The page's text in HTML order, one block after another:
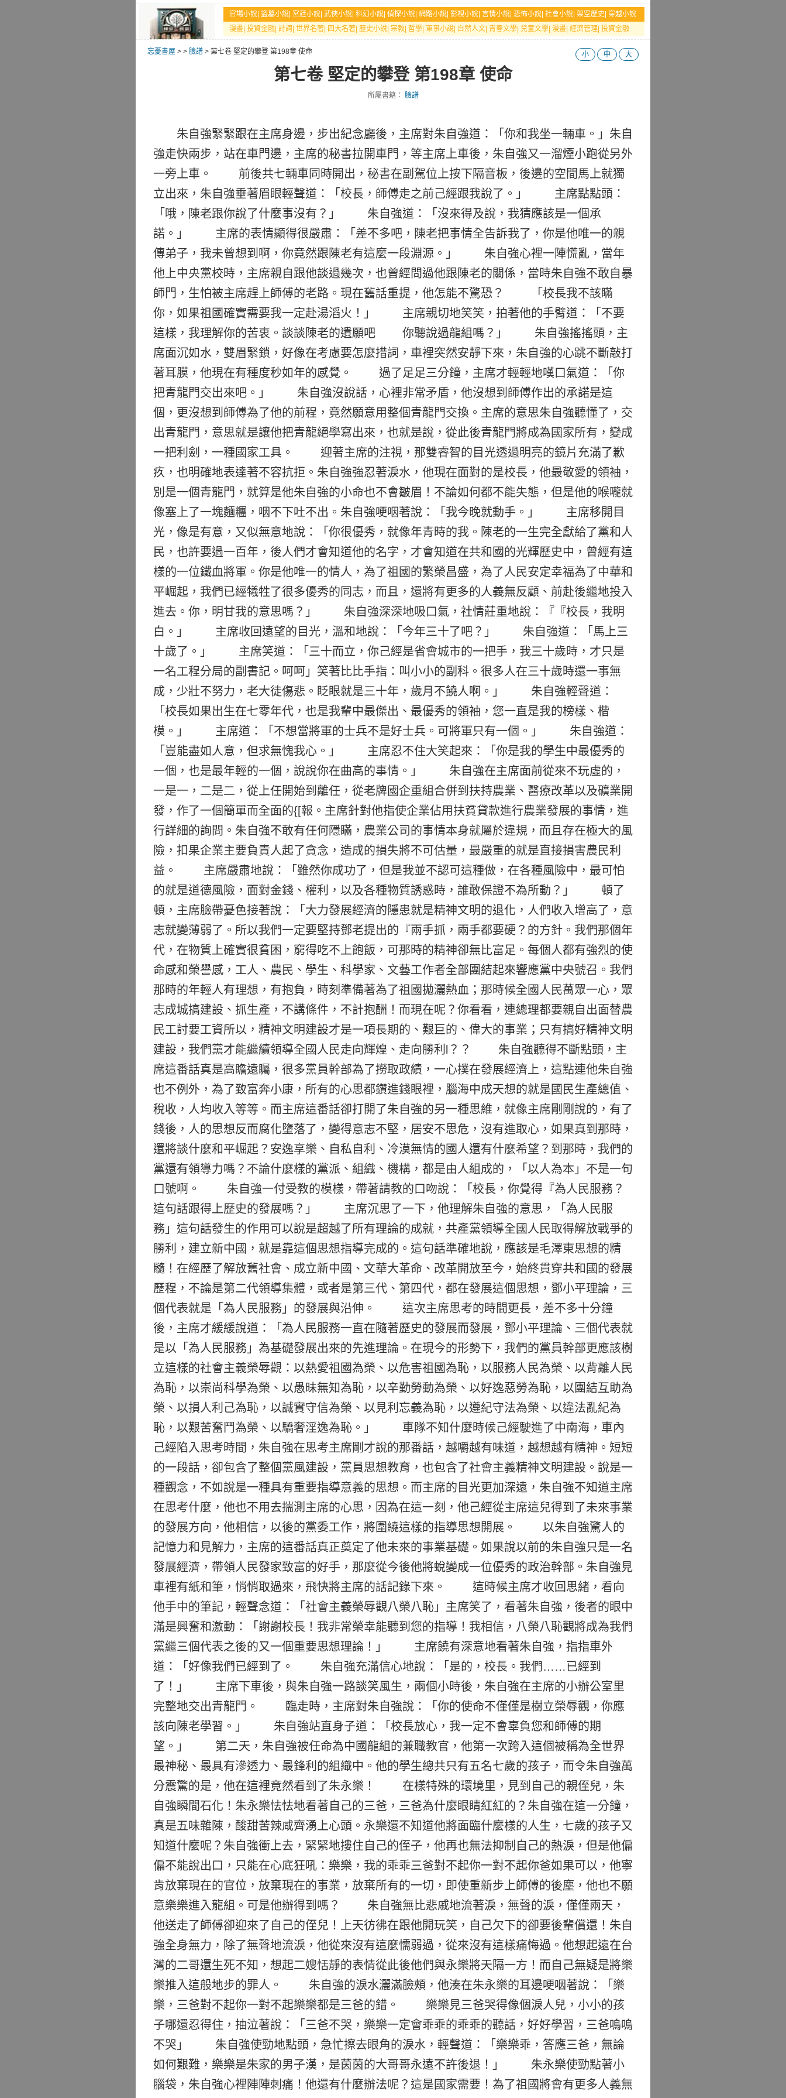
官場小說 盜墓小說 宮廷小說 武俠小說 科幻小說 偵探小說 網路小說 影視小說 言情小說 恐怖小說 社會小說 架空歷史 穿越小說
漫畫 投資金融 詩詞 世界名著 四大名著 歷史小說 宗教 哲學 軍事小說 自然人文 青春文學 兒童文學 漫畫 經濟管理 投資金融
忘憂書屋 > > 臉譜 > 第七卷 堅定的攀登 第198章 使命 小 中 大
第七卷 堅定的攀登 第198章 使命
所屬書籍： 臉譜
朱自強緊緊跟在主席身邊，步出紀念廳後，主席對朱自強道：「你和我坐一輛車。」朱自
強走快兩步，站在車門邊，主席的秘書拉開車門，等主席上車後，朱自強又一溜煙小跑從另外
一旁上車。 前後共七輛車同時開出，秘書在副駕位上按下隔音板，後邊的空間馬上就獨
立出來，朱自強垂著眉眼輕聲道：「校長，師傅走之前己經跟我說了。」 主席點點頭：
「哦，陳老跟你說了什麼事沒有？」 朱自強道：「沒來得及說，我猜應該是一個承
諾。」 主席的表情顯得很嚴肅：「差不多吧，陳老把事情全告訴我了，你是他唯一的親
傳弟子，我未曾想到啊，你竟然跟陳老有這麼一段淵源。」 朱自強心裡一陣慌亂，當年
他上中央黨校時，主席親自跟他談過幾次，也曾經問過他跟陳老的關係，當時朱自強不敢自暴
師門，生怕被主席趕上師傅的老路。現在舊話重提，他怎能不驚恐？ 「校長我不該瞞
你，如果祖國確實需要我一定赴湯滔火！」 主席親切地笑笑，拍著他的手臂道：「不要
這樣，我理解你的苦衷。談談陳老的遺願吧 你聽說過龍組嗎？」 朱自強搖搖頭，主
席面沉如水，雙眉緊鎖，好像在考慮要怎麼措詞，車裡突然安靜下來，朱自強的心跳不斷敲打
著耳膜，他現在有種度秒如年的感覺。 過了足足三分鐘，主席才輕輕地嘆口氣道：「你
把青龍門交出來吧。」 朱自強沒說話，心裡非常矛盾，他沒想到師傅作出的承諾是這
個，更沒想到師傅為了他的前程，竟然願意用整個青龍門交換。主席的意思朱自強聽懂了，交
出青龍門，意思就是讓他把青龍絕學寫出來，也就是說，從此後青龍門將成為國家所有，變成
一把利劍，一種國家工具。 迎著主席的注視，那雙睿智的目光透過明亮的鏡片充滿了歉
疚，也明確地表達著不容抗拒。朱自強強忍著淚水，他現在面對的是校長，他最敬愛的領袖，
別是一個青龍門，就算是他朱自強的小命也不會皺眉！不論如何都不能失態，但是他的喉嚨就
像塞上了一塊麵糰，咽不下吐不出。朱自強哽咽著說：「我今晚就動手。」 主席移開目
光，像是有意，又似無意地說：「你很優秀，就像年青時的我。陳老的一生完全獻給了黨和人
民，也許要過一百年，後人們才會知道他的名字，才會知道在共和國的光輝歷史中，曾經有這
樣的一位鐵血將軍。你是他唯一的情人，為了祖國的繁榮昌盛，為了人民安定幸福為了中華和
平崛起，我們已經犧牲了很多優秀的同志，而且，還將有更多的人義無反顧、前赴後繼地投入
進去。你，明甘我的意思嗎？」 朱自強深深地吸口氣，社情莊重地說：『『校長，我明
白。」 主席收回遠望的目光，溫和地說：「今年三十了吧？」 朱自強道：「馬上三
十歲了。」 主席笑道：「三十而立，你己經是省會城市的一把手，我三十歲時，才只是
一名工程分局的副書記。呵呵」笑著比比手指：叫小小的副科。很多人在三十歲時還一事無
成，少壯不努力，老大徒傷悲。眨眼就是三十年，歲月不饒人啊。」 朱自強輕聲道：
「校長如果出生在七零年代，也是我輩中最傑出、最優秀的領袖，您一直是我的榜樣、楷
模。」 主席道：「不想當將軍的士兵不是好士兵。可將軍只有一個。」 朱自強道：
「豈能盡如人意，但求無愧我心。」 主席忍不住大笑起來：「你是我的學生中最優秀的
一個，也是最年輕的一個，說說你在曲高的事情。」 朱自強在主席面前從來不玩虛的，
一是一，二是二，從上任開始到離任，從老牌國企重組合併到扶持農業、醫療改革以及礦業開
發，作了一個簡單而全面的{[報。主席針對他指使企業佔用扶貧貸款進行農業發展的事情，進
行詳細的詢問。朱自強不敢有任何隱瞞，農業公司的事情本身就屬於違規，而且存在極大的風
險，扣果企業主要負責人起了貪念，造成的損失將不可估量，最嚴重的就是直接損害農民利
益。 主席嚴肅地說：「雖然你成功了，但是我並不認可這種做，在各種風險中，最可怕
的就是道德風險，面對金錢、權利，以及各種物質誘惑時，誰敢保證不為所動？」 頓了
頓，主席臉帶憂色接著說：「大力發展經濟的隱患就是精神文明的退化，人們收入增高了，意
志就變薄弱了。所以我們一定要堅持鄧老提出的『兩手抓，兩手都要硬？的方針。我們那個年
代，在物質上確實很貧困，窮得吃不上飽飯，可那時的精神卻無比富足。每個人都有強烈的使
命感和榮譽感，工人、農民、學生、科學家、文藝工作者全部團結起來響應黨中央號召。我們
那時的年輕人有理想，有抱負，時刻準備著為了祖國拋灑熱血；那時候全國人民萬眾一心，眾
志成城搞建設、抓生產，不講條件，不計抱酬！而現在呢？你看看，連總理都要親自出面替農
民工討要工資所以，精神文明建設才是一項長期的、艱巨的、偉大的事業；只有搞好精神文明
建設，我們黨才能繼續領導全國人民走向輝煌、走向勝利l？？ 朱自強聽得不斷點頭，主
席這番話真是高瞻遠矚，很多黨員幹部為了撈取政績，一心撲在發展經濟上，這點連他朱自強
也不例外，為了致富奔小康，所有的心思都鑽進錢眼裡，腦海中成天想的就是國民生產總值、
稅收，人均收入等等。而主席這番話卻打開了朱自強的另一種思維，就像主席剛剛說的，有了
錢後，人的思想反而腐化墮落了，變得意志不堅，居安不思危，沒有進取心，如果真到那時，
還將談什麼和平崛起？安逸享樂、自私自利、冷漠無情的國人還有什麼希望？到那時，我們的
黨還有領導力嗎？不論什麼樣的黨派、組織、機構，都是由人組成的，「以人為本」不是一句
口號啊。 朱自強一付受教的模樣，帶著請教的口吻說：「校長，你覺得『為人民服務？
這句話跟得上歷史的發展嗎？」 主席沉思了一下，他理解朱自強的意思，「為人民服
務」這句話發生的作用可以說是超越了所有理論的成就，共產黨領導全國人民取得解放戰爭的
勝利，建立新中國，就是靠這個思想指導完成的。這句話準確地說，應該是毛澤東思想的精
髓！在經歷了解放舊社會、成立新中國、文華大革命、改革開放至今，始終貫穿共和國的發展
歷程，不論是第二代領導集體，或者是第三代、第四代，都在發展這個思想，鄧小平理論，三
個代表就是「為人民服務」的發展與沿伸。 這次主席思考的時間更長，差不多十分鐘
後，主席才緩緩說道：「為人民服務一直在隨著歷史的發展而發展，鄧小平理論、三個代表就
是以「為人民服務」為基礎發展出來的先進理論。在現今的形勢下，我們的黨員幹部更應該樹
立這樣的社會主義榮辱觀：以熱愛祖國為榮、以危害祖國為恥，以服務人民為榮、以背離人民
為恥，以崇尚科學為榮、以愚昧無知為恥，以辛勤勞動為榮、以好逸惡勞為恥，以團結互助為
榮、以損人利己為恥，以誠實守信為榮、以見利忘義為恥，以遵紀守法為榮、以違法亂紀為
恥，以艱苦奮鬥為榮、以驕奢淫逸為恥。」 車隊不知什麼時候己經駛進了中南海，車內
己經陷入思考時間，朱自強在思考主席剛才說的那番話，越嚼越有味道，越想越有精神。短短
的一段話，卻包含了整個黨風建設，黨員思想教育，也包含了社會主義精神文明建設。說是一
種觀念，不如說是一種具有重要指導意義的思想。而主席的目光更加深遠，朱自強不知道主席
在思考什麼，他也不用去揣測主席的心思，因為在這一刻，他己經從主席這兒得到了未來事業
的發展方向，他相信，以後的黨委工作，將圍繞這樣的指導思想開展。 以朱自強驚人的
記憶力和見解力，主席的這番話真正奠定了他未來的事業基礎。如果說以前的朱自強只是一名
發展經濟，帶領人民發家致富的好手，那麼從今後他將蛻變成一位優秀的政治幹部。朱自強見
車裡有紙和筆，悄悄取過來，飛快將主席的話記錄下來。 這時候主席才收回思緒，看向
他手中的筆記，輕聲念道：「社會主義榮辱觀八榮八恥」主席笑了，看著朱自強，後者的眼中
滿是興奮和激動：「謝謝校長！我非常榮幸能聽到您的指導！我相信，八榮八恥觀將成為我們
黨繼三個代表之後的又一個重要思想理論！」 主席饒有深意地看著朱自強，指指車外
道：「好像我們已經到了。 朱自強充滿信心地說：「是的，校長。我們……已經到
了！」 主席下車後，與朱自強一路談笑風生，兩個小時後，朱自強在主席的小辦公室里
完整地交出青龍門。 臨走時，主席對朱自強說：「你的使命不僅僅是樹立榮辱觀，你應
該向陳老學習。」 朱自強站直身子道：「校長放心，我一定不會辜負您和師傅的期
望。」 第二天，朱自強被任命為中國龍組的兼職教官，他第一次跨入這個被稱為全世界
最神秘、最具有滲透力、最鋒利的組織中。他的學生總共只有五名七歲的孩子，而令朱自強萬
分震驚的是，他在這裡竟然看到了朱永樂！ 在樣特殊的環境里，見到自己的親侄兒，朱
自強瞬間石化！朱永樂怯怯地看著自己的三爸，三爸為什麼眼睛紅紅的？朱自強在這一分鐘，
真是五味雜陳，酸甜苦辣咸齊湧上心頭。永樂還不知道他將面臨什麼樣的人生，七歲的孩子又
知道什麼呢？朱自強衝上去，緊緊地摟住自己的侄子，他再也無法抑制自己的熱淚，但是他偏
偏不能說出口，只能在心底狂吼：樂樂，我的乖乖三爸對不起你一對不起你爸如果可以，他寧
肯放棄現在的官位，放棄現在的事業，放棄所有的一切，即使重新步上師傅的後塵，他也不願
意樂樂進入龍組。可是他辦得到嗎？ 朱自強無比悲戚地流著淚，無聲的淚，僅僅兩天，
他送走了師傅卻迎來了自己的侄兒！上天彷彿在跟他開玩笑，自己欠下的卻要後輩償還！朱自
強全身無力，除了無聲地流淚，他從來沒有這麼懦弱過，從來沒有這樣痛悔過。他想起遠在台
灣的二哥還生死不知，想起二嫂恬靜的表情從此後他們與永樂將天隔一方！而自己無疑是將樂
樂推入這般地步的罪人。 朱自強的淚水灑滿臉頰，他湊在朱永樂的耳邊哽咽著說：「樂
樂，三爸對不起你一對不起樂樂都是三爸的錯。 樂樂見三爸哭得像個淚人兒，小小的孩
子哪還忍得住，抽泣著說：「三爸不哭，樂樂一定會乖乖的乖乖的聽話，好好學習，三爸嗚嗚
不哭」 朱自強使勁地點頭，急忙擦去眼角的淚水，輕聲道：「樂樂乖，答應三爸，無論
如何艱難，樂樂是朱家的男子漢，是茵茵的大哥哥永遠不許後退！」 朱永樂使勁點著小
腦袋，朱自強心裡陣陣刺痛！他還有什麼辦法呢？這是國家需要！為了祖國將會有更多人義無